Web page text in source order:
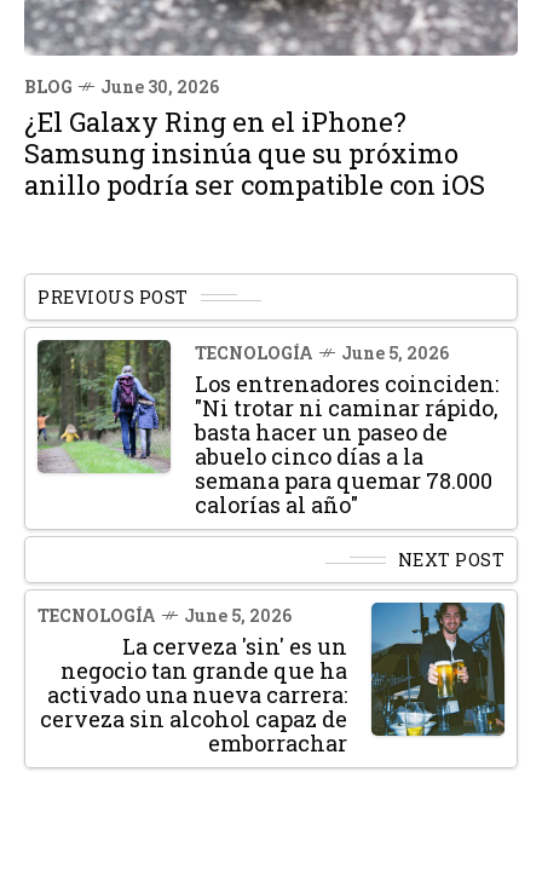
BLOG June 30, 2026
¿El Galaxy Ring en el iPhone?
Samsung insinúa que su próximo
anillo podría ser compatible con iOS
PREVIOUS POST
TECNOLOGÍA June 5, 2026
Los entrenadores coinciden:
"Ni trotar ni caminar rápido,
basta hacer un paseo de
abuelo cinco días a la
semana para quemar 78.000
calorías al año"
NEXT POST
TECNOLOGÍA June 5, 2026
La cerveza 'sin' es un
negocio tan grande que ha
activado una nueva carrera:
cerveza sin alcohol capaz de
emborrachar